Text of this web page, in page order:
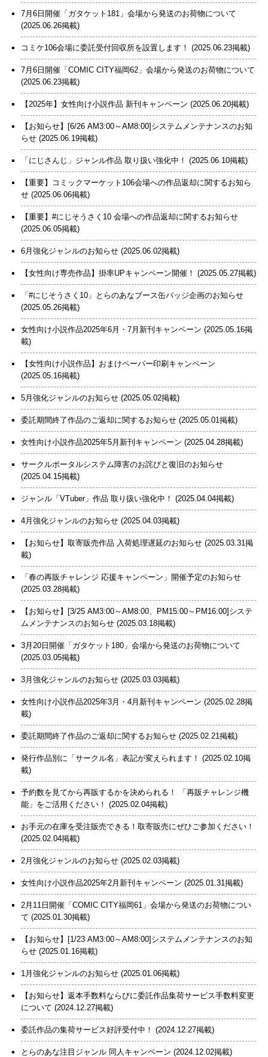
7月6日開催「ガタケット181」会場から発送のお荷物について
(2025.06.26掲載)
コミケ106会場に委託受付回収所を設置します！ (2025.06.23掲載)
7月6日開催「COMIC CITY福岡62」会場から発送のお荷物について
(2025.06.23掲載)
【2025年】女性向け小説作品 新刊キャンペーン (2025.06.20掲載)
【お知らせ】[6/26 AM3:00～AM8:00]システムメンテナンスのお知
らせ (2025.06.19掲載)
「にじさんじ」ジャンル作品 取り扱い強化中！ (2025.06.10掲載)
【重要】コミックマーケット106会場への作品返却に関するお知ら
せ (2025.06.06掲載)
【重要】#にじそうさく10 会場への作品返却に関するお知らせ
(2025.06.05掲載)
6月強化ジャンルのお知らせ (2025.06.02掲載)
【女性向け専売作品】掛率UPキャンペーン開催！ (2025.05.27掲載)
「#にじそうさく10」とらのあなブース缶バッジ企画のお知らせ
(2025.05.26掲載)
女性向け小説作品2025年6月・7月新刊キャンペーン (2025.05.16掲
載)
【女性向け小説作品】おまけペーパー印刷キャンペーン
(2025.05.16掲載)
5月強化ジャンルのお知らせ (2025.05.02掲載)
委託期間終了作品のご返却に関するお知らせ (2025.05.01掲載)
女性向け小説作品2025年5月新刊キャンペーン (2025.04.28掲載)
サークルポータルシステム障害のお詫びと復旧のお知らせ
(2025.04.15掲載)
ジャンル「VTuber」作品 取り扱い強化中！ (2025.04.04掲載)
4月強化ジャンルのお知らせ (2025.04.03掲載)
【お知らせ】取寄販売作品 入荷処理遅延のお知らせ (2025.03.31掲
載)
「春の再販チャレンジ 応援キャンペーン」開催予定のお知らせ
(2025.03.28掲載)
【お知らせ】[3/25 AM3:00～AM8:00、PM15:00～PM16:00]システ
ムメンテナンスのお知らせ (2025.03.18掲載)
3月20日開催「ガタケット180」会場から発送のお荷物について
(2025.03.05掲載)
3月強化ジャンルのお知らせ (2025.03.03掲載)
女性向け小説作品2025年3月・4月新刊キャンペーン (2025.02.28掲
載)
委託期間終了作品のご返却に関するお知らせ (2025.02.21掲載)
発行作品別に「サークル名」表記が変えられます！ (2025.02.10掲
載)
予約数を見てから再販するかを決められる！ 「再販チャレンジ機
能」をご活用ください！ (2025.02.04掲載)
お手元の在庫を受注販売できる！取寄販売にぜひご参加ください！
(2025.02.04掲載)
2月強化ジャンルのお知らせ (2025.02.03掲載)
女性向け小説作品2025年2月新刊キャンペーン (2025.01.31掲載)
2月11日開催「COMIC CITY福岡61」会場から発送のお荷物につい
て (2025.01.30掲載)
【お知らせ】[1/23 AM3:00～AM8:00]システムメンテナンスのお知
らせ (2025.01.16掲載)
1月強化ジャンルのお知らせ (2025.01.06掲載)
【お知らせ】返本手数料ならびに委託作品集荷サービス手数料変更
について (2024.12.27掲載)
委託作品の集荷サービス好評受付中！ (2024.12.27掲載)
とらのあな注目ジャンル 同人キャンペーン (2024.12.02掲載)